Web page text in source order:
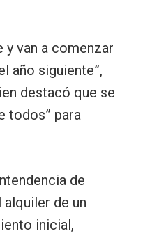
y van a comenzar
año siguiente”,
destacó que se
todos” para
de
de un
inicial,